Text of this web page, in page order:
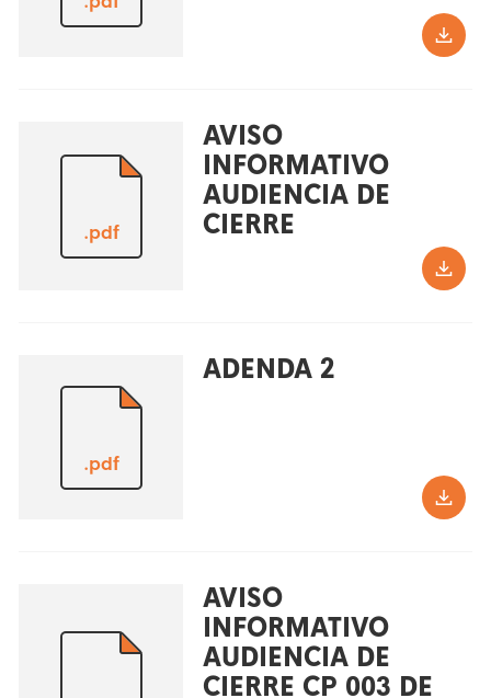
.pdf
AVISO
INFORMATIVO
AUDIENCIA DE
CIERRE
.pdf
ADENDA 2
AVISO
INFORMATIVO
AUDIENCIA DE
CIERRE CP 003 DE